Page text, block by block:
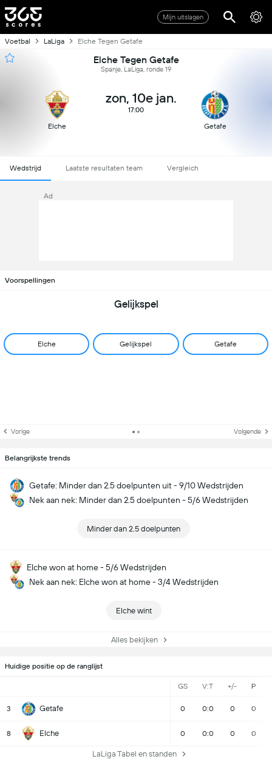
Mijn uitslagen
Voetbal LaLiga Elche Tegen Getafe
Elche Tegen Getafe
Spanje, LaLiga, ronde 19
Elche
zon, 10e jan.
17:00
Getafe
Wedstrijd Laatste resultaten team Vergleich
Ad
Voorspellingen
Gelijkspel
Elche Gelijkspel Getafe
Vorige Volgende
Belangrijkste trends
Getafe: Minder dan 2.5 doelpunten uit - 9/10 Wedstrijden
Nek aan nek: Minder dan 2.5 doelpunten - 5/6 Wedstrijden
Minder dan 2.5 doelpunten
Elche won at home - 5/6 Wedstrijden
Nek aan nek: Elche won at home - 3/4 Wedstrijden
Elche wint
Alles bekijken
Huidige positie op de ranglijst
GS V:T +/- P
3 Getafe 0 0:0 0 0
8 Elche 0 0:0 0 0
LaLiga Tabel en standen